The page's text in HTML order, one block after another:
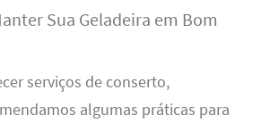
Sua Geladeira em Bom
serviços de conserto,
algumas práticas para